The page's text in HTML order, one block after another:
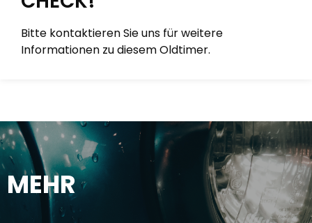
Bitte kontaktieren Sie uns für weitere
Informationen zu diesem Oldtimer.
MEHR